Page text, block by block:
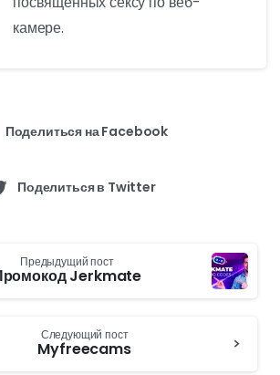
камере.
Поделиться на Facebook
Поделиться в Twitter
Предыдущий пост
Jerkmate
Следующий пост
Myfreecams